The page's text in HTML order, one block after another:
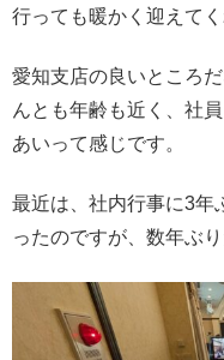
行っても暖かく迎えて
愛知支店の良いところ
んとも年齢も近く、社
あいって感じです。
最近は、社内行事に3年
ったのですが、数年ぶ